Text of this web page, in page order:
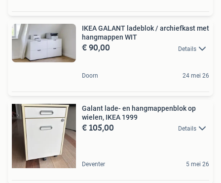
IKEA GALANT ladeblok / archiefkast met
hangmappen WIT
€ 90,00 Details
Doorn 24 mei 26
Galant lade- en hangmappenblok op
wielen, IKEA 1999
€ 105,00 Details
Deventer 5 mei 26